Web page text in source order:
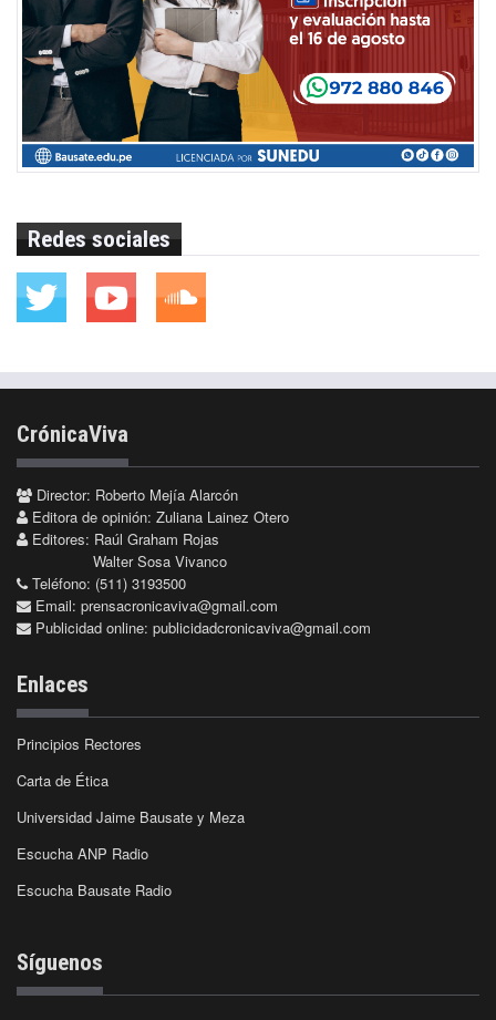
Redes sociales
CrónicaViva
Director: Roberto Mejía Alarcón
Editora de opinión: Zuliana Lainez Otero
Editores: Raúl Graham Rojas
Walter Sosa Vivanco
Teléfono: (511) 3193500
Email: prensacronicaviva@gmail.com
Publicidad online: publicidadcronicaviva@gmail.com
Enlaces
Principios Rectores
Carta de Ética
Universidad Jaime Bausate y Meza
Escucha ANP Radio
Escucha Bausate Radio
Síguenos